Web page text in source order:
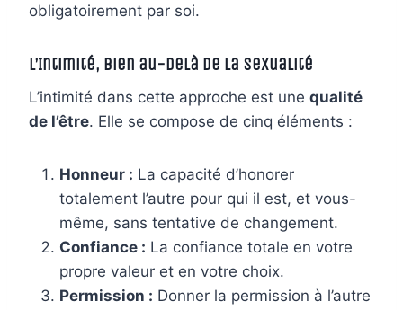
obligatoirement par soi.
L’Intimité, Bien au-delà de la Sexualité
L’intimité dans cette approche est une qualité
de l’être. Elle se compose de cinq éléments :
Honneur : La capacité d’honorer
totalement l’autre pour qui il est, et vous-
même, sans tentative de changement.
Confiance : La confiance totale en votre
propre valeur et en votre choix.
Permission : Donner la permission à l’autre